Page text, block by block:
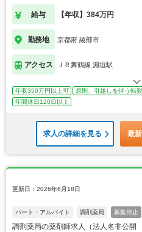
員＞
給与 【年収】384万円
勤務地 京都府 綾部市
アクセス ＪＲ舞鶴線 淵垣駅
年収350万円以上可 原則、引越しを伴う転
年間休日120日以上
求人の詳細を見る 最
更新日：2026年6月18日
パート・アルバイト 調剤薬局 募集停止
調剤薬局の薬剤師求人（法人名非公